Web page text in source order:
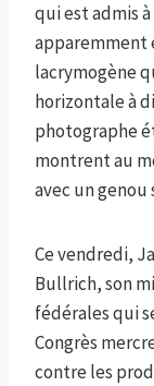
qui est admis
apparemment
lacrymogène
horizontale à
photographe
montrent au
avec un genou
Ce vendredi,
Bullrich, son
fédérales qui
Congrès
contre les